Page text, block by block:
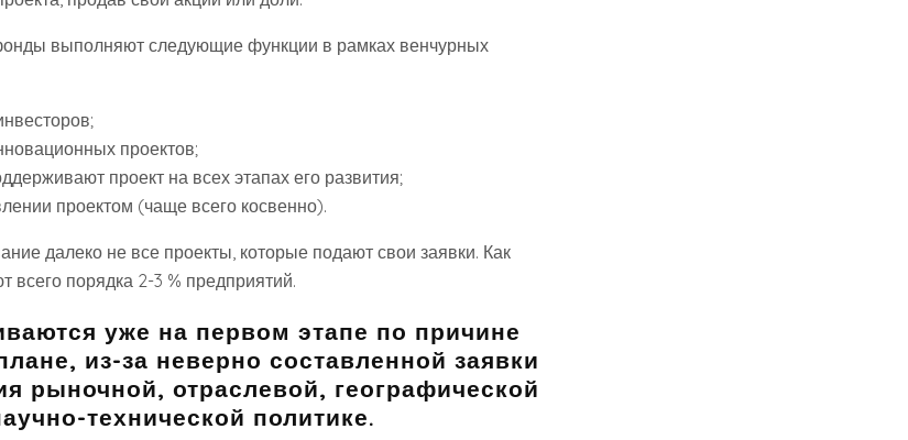
выполняют следующие функции в рамках венчурных
проектов;
проект на всех этапах его развития;
проектом (чаще всего косвенно).
далеко не все проекты, которые подают свои заявки. Как
всего порядка 2-3 % предприятий.
уже на первом этапе по причине
из-за неверно составленной заявки
рыночной, отраслевой, географической
технической политике.